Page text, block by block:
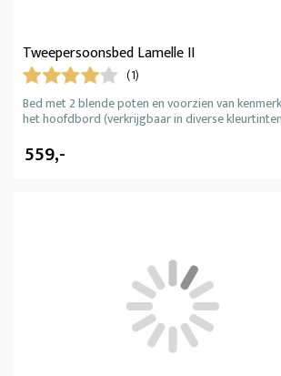
Tweepersoonsbed Lamelle II
(1)
Bed met 2 blende poten en voorzien van
het hoofdbord (verkrijgbaar in diverse
559,-